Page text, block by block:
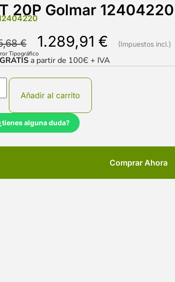
20P Golmar 12404220
€ 1.289,91 €
Tipográfico
GRATIS a partir de 100Є + IVA
Añadir al carrito
alguna duda?
Comprar Ahora